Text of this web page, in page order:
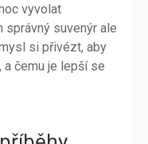
vyvolat
správný suvenýr ale
si přivézt, aby
čemu je lepší se